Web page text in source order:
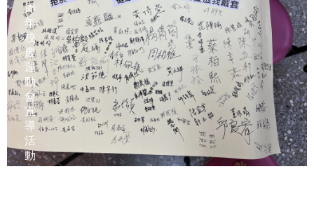
周
年
校
慶
運
動
會
宣
導
活
動